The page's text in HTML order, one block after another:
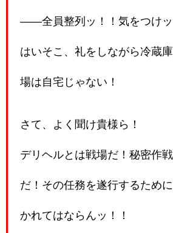
――全員整列ッ！！気をつけッ
はいそこ、礼をしながら冷蔵
場は自宅じゃない！
さて、よく聞け貴様ら！
デリヘルとは戦場だ！秘密作
だ！その任務を遂行するため
かれてはならんッ！！